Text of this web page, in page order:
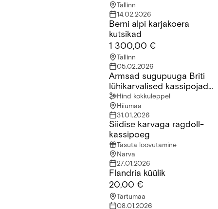
Tallinn
14.02.2026
Berni alpi karjakoera
kutsikad
1 300,00 €
Tallinn
05.02.2026
Armsad sugupuuga Briti lühikarvalised kassipojad saadaval!
Armsad sugupuuga Briti
lühikarvalised kassipojad
saadaval!
Hind kokkuleppel
Hiiumaa
31.01.2026
Siidise karvaga ragdoll-kassipoegSiidise karvaga ragdoll-
kassipoeg
Tasuta loovutamine
Narva
27.01.2026
Flandria küülik
20,00 €
Tartumaa
08.01.2026